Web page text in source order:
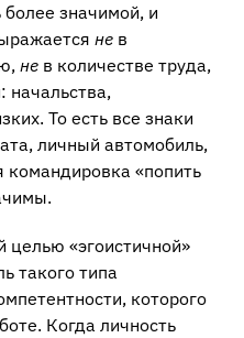
более значимой, и
не в
не в количестве труда,
начальства,
То есть все знаки
личный автомобиль,
«попить
целью «эгоистичной»
такого типа
которого
Когда личность